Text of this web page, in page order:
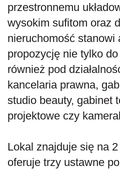
przestronnemu
wysokim sufitom oraz
nieruchomość stanowi
propozycję nie tylko
również pod
kancelaria prawna,
studio beauty, gabinet
projektowe czy
Lokal znajduje się na
oferuje trzy ustawne